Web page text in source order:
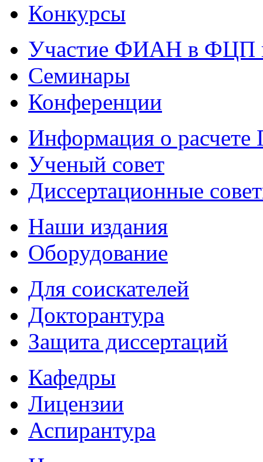
Конкурсы
Участие ФИАН в ФЦП
Семинары
Конференции
Информация о
Ученый совет
Диссертационные
Наши издания
Оборудование
Для соискателей
Докторантура
Защита диссертаций
Кафедры
Лицензии
Аспирантура